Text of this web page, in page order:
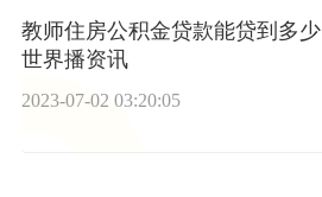
教师住房公积金贷款能贷到多少
世界播资讯
2023-07-02 03:20:05